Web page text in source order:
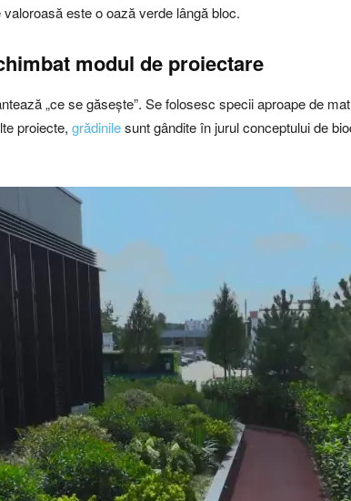
este o oază verde lângă bloc.
modul de proiectare
„ce se găsește”. Se folosesc specii aproape de
proiecte, grădinilesunt gândite în jurul conceptului de